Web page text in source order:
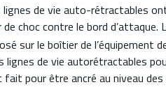
lignes de vie auto-rétractables
de choc contre le bord
sur le boîtier de
lignes de vie autorétractables
fait pour être ancré au niveau des